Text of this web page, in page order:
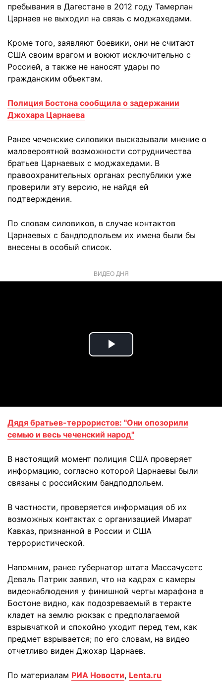
пребывания в Дагестане в 2012 году Тамерлан
Царнаев не выходил на связь с моджахедами.
Кроме того, заявляют боевики, они не считают
США своим врагом и воюют исключительно с
Россией, а также не наносят удары по
гражданским объектам.
Полиция Бостона сообщила о задержании
Джохара Царнаева
Ранее чеченские силовики высказывали мнение о
маловероятной возможности сотрудничества
братьев Царнаевых с моджахедами. В
правоохранительных органах республики уже
проверили эту версию, не найдя ей
подтверждения.
По словам силовиков, в случае контактов
Царнаевых с бандподпольем их имена были бы
внесены в особый список.
ВИДЕО ДНЯ
Play
Дядя братьев-террористов: "Они опозорили
семью и весь чеченский народ"
В настоящий момент полиция США проверяет
информацию, согласно которой Царнаевы были
связаны с российским бандподпольем.
В частности, проверяется информация об их
возможных контактах с организацией Имарат
Кавказ, признанной в России и США
террористической.
Напомним, ранее губернатор штата Массачусетс
Деваль Пaтрик заявил, что на кадрах с камеры
видеонаблюдения у финишной черты марафона в
Бостоне видно, как подозреваемый в теракте
кладет на землю рюкзак с предполагаемой
взрывчаткой и спокойно уходит перед тем, как
предмет взрывается; по его словам, на видео
отчетливо виден Джохар Царнаев.
По материалам РИА Новости, Lenta.ru